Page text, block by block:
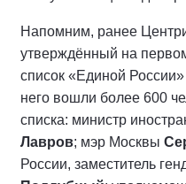
Напомним, ранее
утверждённый на
список «Единой
него вошли более 600
списка: министр
Лавров; мэр Москвы
России, заместитель